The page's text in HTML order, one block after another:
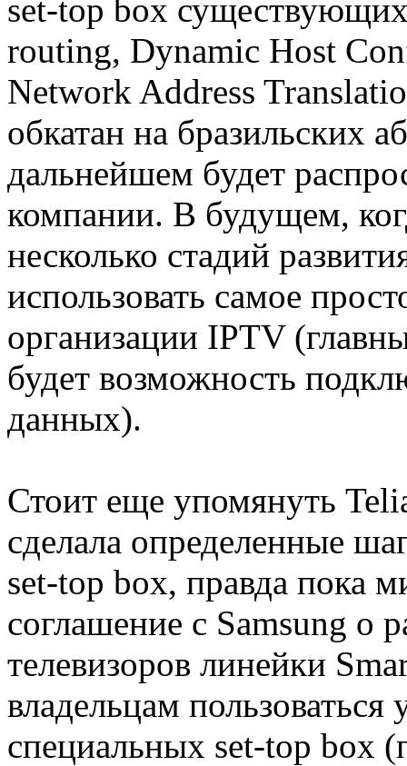
set-top box
routing, Dynamic Host
Network Address
обкатан на бразильских
дальнейшем будет
компании. В будущем,
несколько стадий
использовать самое
организации IPTV
будет возможность
данных).
Стоит еще упомянуть
сделала определенные
set-top box, правда пока
соглашение с Samsung о
телевизоров линейки
владельцам
специальных set-top box